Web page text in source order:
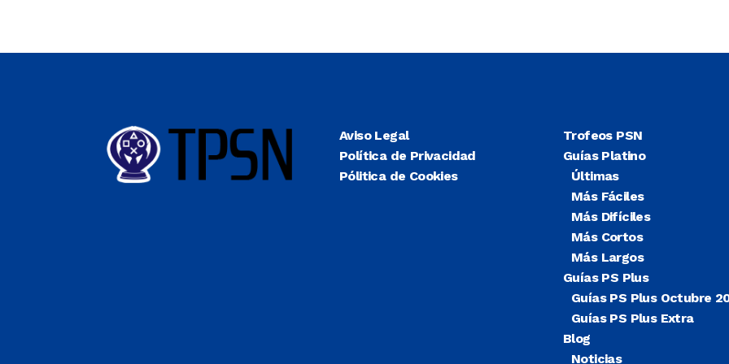
Aviso Legal
Política de Privacidad
Pólitica de Cookies
Trofeos PSN
Guías Platino
Últimas
Más Fáciles
Más Difíciles
Más Cortos
Más Largos
Guías PS Plus
Guías PS Plus Octubre
Guías PS Plus Extra
Blog
Noticias